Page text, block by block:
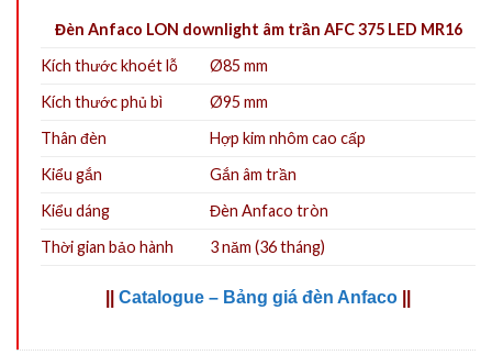
Đèn Anfaco LON downlight âm trần AFC 375 LED MR16
Kích thước khoét lỗ
Ø85 mm
Kích thước phủ bì
Ø95 mm
Thân đèn
Hợp kim nhôm cao cấp
Kiểu gắn
Gắn âm trần
Kiểu dáng
Đèn Anfaco tròn
Thời gian bảo hành
3 năm (36 tháng)
Catalogue – Bảng giá đèn Anfaco